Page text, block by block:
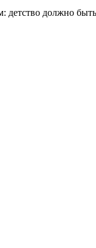
детство должно